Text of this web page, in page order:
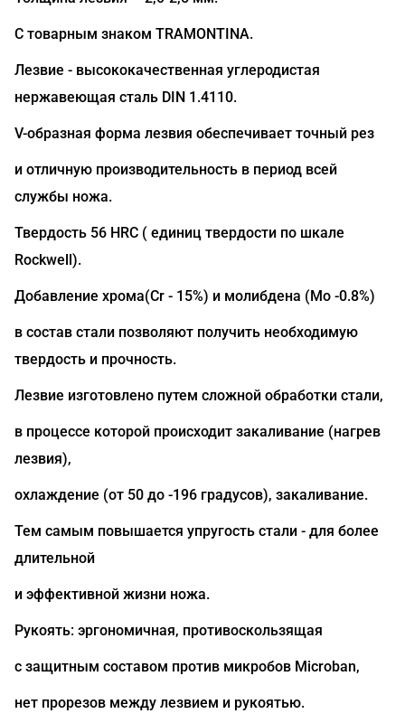
С товарным знаком TRAMONTINA.
Лезвие - высококачественная углеродистая
нержавеющая сталь DIN 1.4110.
V-образная форма лезвия обеспечивает точный рез
и отличную производительность в период всей
службы ножа.
Твердость 56 HRC ( единиц твердости по шкале
Rockwell).
Добавление хрома(Сr - 15%) и молибдена (Mo -0.8%)
в состав стали позволяют получить необходимую
твердость и прочность.
Лезвие изготовлено путем сложной обработки стали,
в процессе которой происходит закаливание (нагрев
лезвия),
охлаждение (от 50 до -196 градусов), закаливание.
Тем самым повышается упругость стали - для более
длительной
и эффективной жизни ножа.
Рукоять: эргономичная, противоскользящая
с защитным составом против микробов Microban,
нет прорезов между лезвием и рукоятью.